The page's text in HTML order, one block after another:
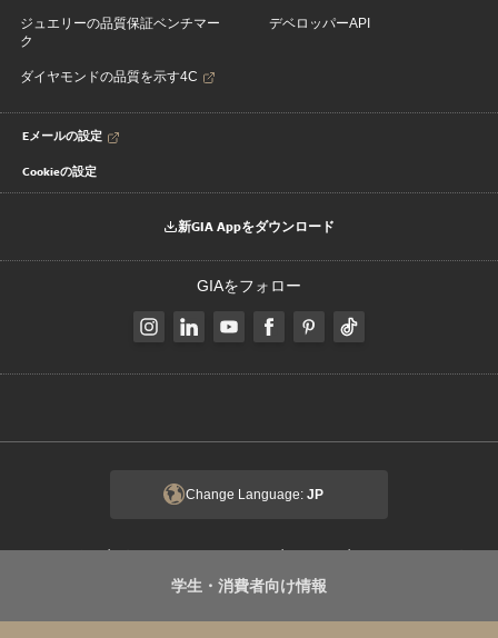
ジュエリーの品質保証ベンチマー
ク
ダイヤモンドの品質を示す4C
デベロッパーAPI
Eメールの設定
Cookieの設定
新GIA Appをダウンロード
GIAをフォロー
Change Language: JP
| | |
|倫理およびコンプライアンス
学生・消費者向け情報